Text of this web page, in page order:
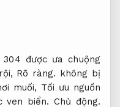
được ưa chuộng
Rõ ràng. không bị
muối, Tối ưu nguồn
ven biển. Chủ động.